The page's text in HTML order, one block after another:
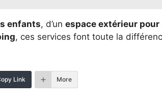
enfants, d’un espace extérieur pour
, ces services font toute la
Link More